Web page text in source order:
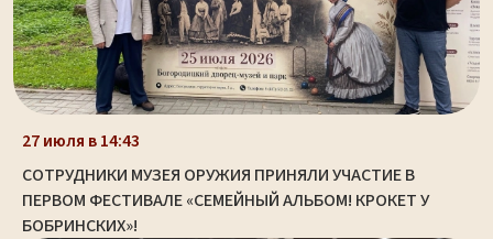
27 июля в 14:43
СОТРУДНИКИ МУЗЕЯ ОРУЖИЯ ПРИНЯЛИ УЧАСТИЕ В
ПЕРВОМ ФЕСТИВАЛЕ «СЕМЕЙНЫЙ АЛЬБОМ! КРОКЕТ У
БОБРИНСКИХ»!